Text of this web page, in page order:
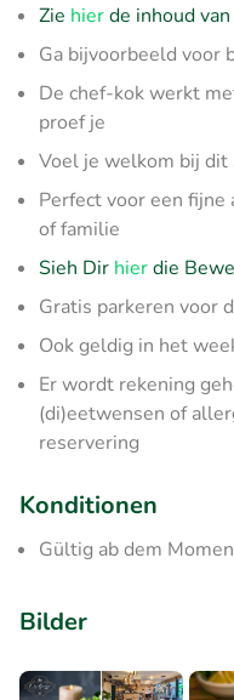
Zie hierde inhoud
Ga bijvoorbeeld voor
De chef-kok werkt
proef je
Voel je welkom bij
Perfect voor een
of familie
Sieh Dir hierdie
Gratis parkeren voor
Ook geldig in het
Er wordt rekening
(di)eetwensen of
reservering
Konditionen
Gültig ab dem
Bilder